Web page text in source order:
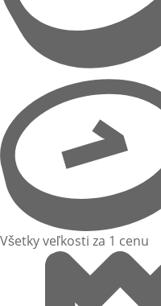
Všetky veľkosti za 1 cenu